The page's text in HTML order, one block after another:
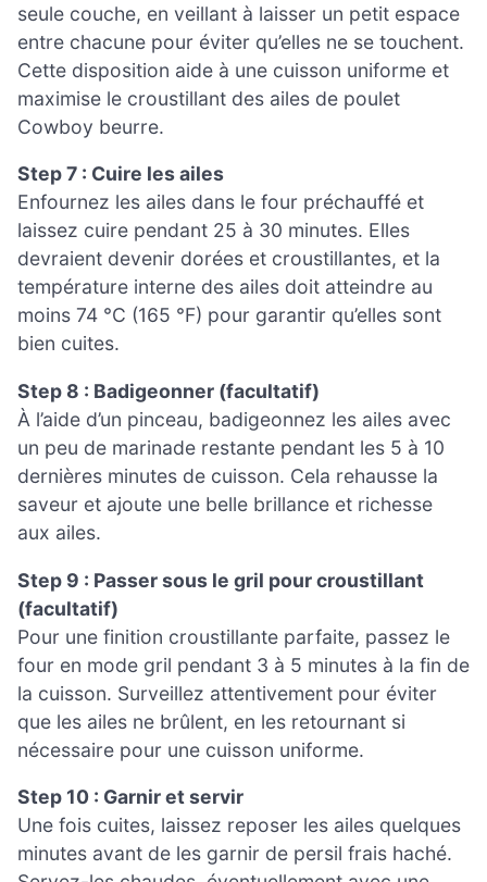
seule couche, en veillant à laisser un petit espace
entre chacune pour éviter qu’elles ne se touchent.
Cette disposition aide à une cuisson uniforme et
maximise le croustillant des ailes de poulet
Cowboy beurre.
Step 7 : Cuire les ailes
Enfournez les ailes dans le four préchauffé et
laissez cuire pendant 25 à 30 minutes. Elles
devraient devenir dorées et croustillantes, et la
température interne des ailes doit atteindre au
moins 74 °C (165 °F) pour garantir qu’elles sont
bien cuites.
Step 8 : Badigeonner (facultatif)
À l’aide d’un pinceau, badigeonnez les ailes avec
un peu de marinade restante pendant les 5 à 10
dernières minutes de cuisson. Cela rehausse la
saveur et ajoute une belle brillance et richesse
aux ailes.
Step 9 : Passer sous le gril pour croustillant
(facultatif)
Pour une finition croustillante parfaite, passez le
four en mode gril pendant 3 à 5 minutes à la fin de
la cuisson. Surveillez attentivement pour éviter
que les ailes ne brûlent, en les retournant si
nécessaire pour une cuisson uniforme.
Step 10 : Garnir et servir
Une fois cuites, laissez reposer les ailes quelques
minutes avant de les garnir de persil frais haché.